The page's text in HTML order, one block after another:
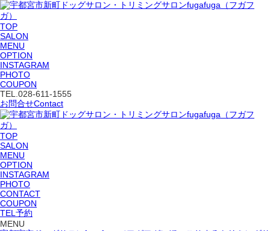
TOP
SALON
MENU
OPTION
INSTAGRAM
PHOTO
COUPON
TEL. 028-611-1555
お問合せContact
TOP
SALON
MENU
OPTION
INSTAGRAM
PHOTO
CONTACT
COUPON
TEL予約
MENU